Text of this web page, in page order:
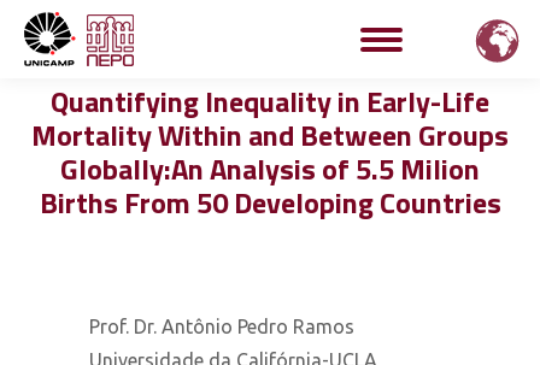
Quantifying Inequality in Early-Life
Mortality Within and Between Groups
Globally:An Analysis of 5.5 Milion
Births From 50 Developing Countries
Prof. Dr. Antônio Pedro Ramos
Universidade da Califórnia-UCLA